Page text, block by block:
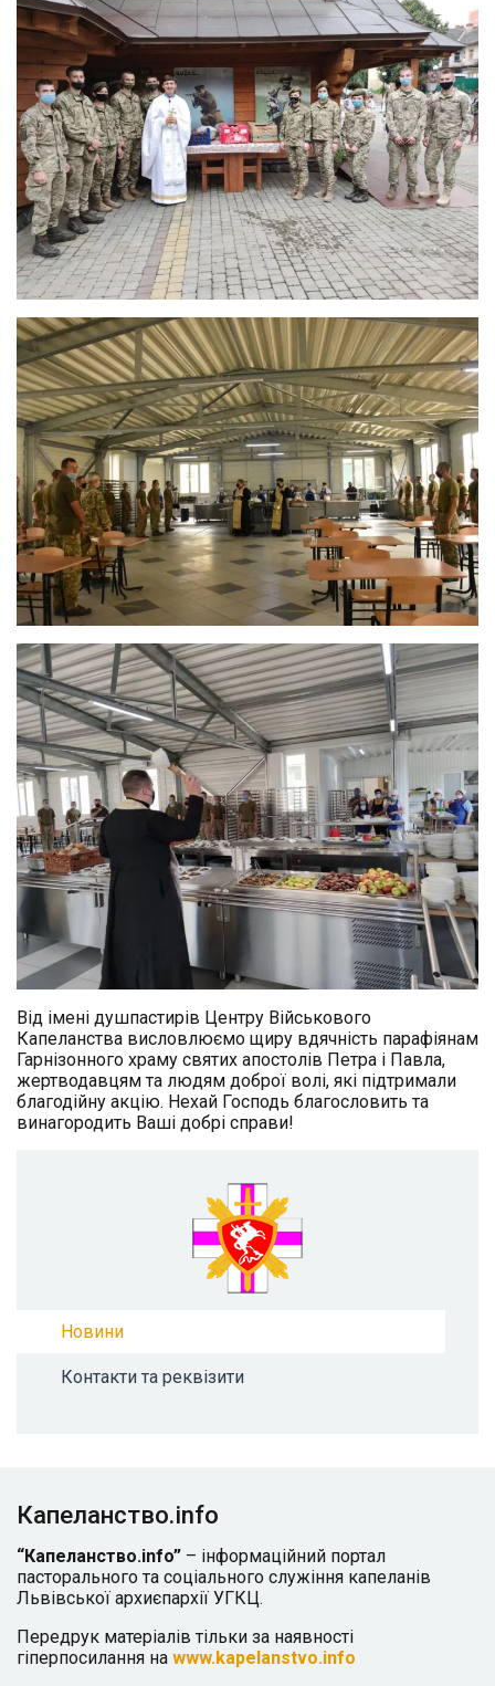
Від імені душпастирів Центру Військового
Капеланства висловлюємо щиру вдячність парафіянам
Гарнізонного храму святих апостолів Петра і Павла,
жертводавцям та людям доброї волі, які підтримали
благодійну акцію. Нехай Господь благословить та
винагородить Ваші добрі справи!
Новини
Контакти та реквізити
Капеланство.info
“Капеланство.info” – інформаційний портал
пасторального та соціального служіння капеланів
Львівської архиєпархії УГКЦ.
Передрук матеріалів тільки за наявності
гіперпосилання на www.kapelanstvo.info